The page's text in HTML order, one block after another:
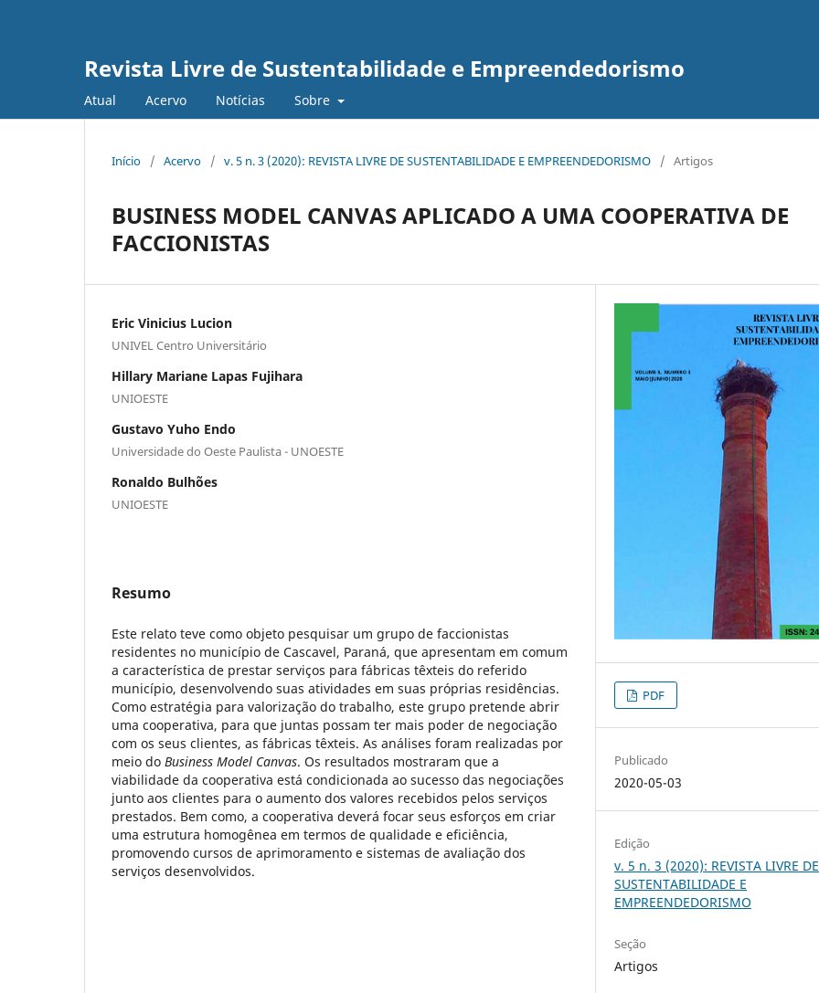
Revista Livre de Sustentabilidade e Empreendedorismo
Atual Acervo Notícias Sobre
Início / Acervo / v. 5 n. 3 (2020): REVISTA LIVRE DE SUSTENTABILIDADE E EMPREENDEDORISMO / Artigos
BUSINESS MODEL CANVAS APLICADO A UMA COOPERATIVA DE
FACCIONISTAS
Eric Vinicius Lucion
UNIVEL Centro Universitário
Hillary Mariane Lapas Fujihara
UNIOESTE
Gustavo Yuho Endo
Universidade do Oeste Paulista - UNOESTE
Ronaldo Bulhões
UNIOESTE
Resumo
Este relato teve como objeto pesquisar um grupo de faccionistas
residentes no município de Cascavel, Paraná, que apresentam em comum
a característica de prestar serviços para fábricas têxteis do referido
município, desenvolvendo suas atividades em suas próprias residências.
Como estratégia para valorização do trabalho, este grupo pretende abrir
uma cooperativa, para que juntas possam ter mais poder de negociação
com os seus clientes, as fábricas têxteis. As análises foram realizadas por
meio do Business Model Canvas. Os resultados mostraram que a
viabilidade da cooperativa está condicionada ao sucesso das negociações
junto aos clientes para o aumento dos valores recebidos pelos serviços
prestados. Bem como, a cooperativa deverá focar seus esforços em criar
uma estrutura homogênea em termos de qualidade e eficiência,
promovendo cursos de aprimoramento e sistemas de avaliação dos
serviços desenvolvidos.
PDF
Publicado
2020-05-03
Edição
v. 5 n. 3 (2020): REVISTA LIVRE DE
SUSTENTABILIDADE E
EMPREENDEDORISMO
Seção
Artigos